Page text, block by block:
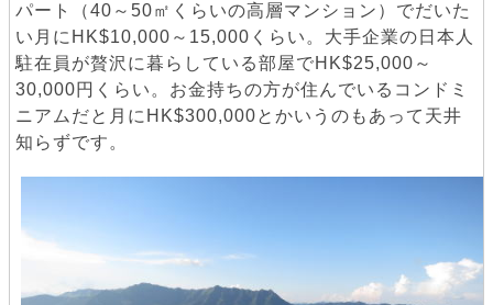
パート（40～50㎡くらいの高層マンション）でだいた
い月にHK$10,000～15,000くらい。大手企業の日本人
駐在員が贅沢に暮らしている部屋でHK$25,000～
30,000円くらい。お金持ちの方が住んでいるコンドミ
ニアムだと月にHK$300,000とかいうのもあって天井
知らずです。